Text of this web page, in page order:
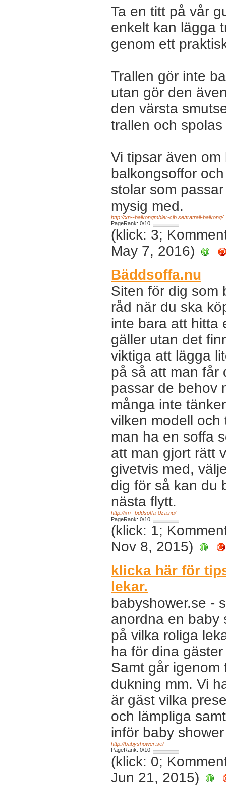
Ta en titt på vår
enkelt kan lägga
genom ett
Trallen gör inte
utan gör den
den värsta
trallen och
Vi tipsar även om
balkongsoffor
stolar som
mysig med.
http://xn--balkongmbler-cjb.se/tratrall-balkong/
PageRank: 0/10
(klick: 3;
May 7, 2016)
Bäddsoffa.nu
Siten för dig som
råd när du ska
inte bara att hitta
gäller utan det
viktiga att lägga
på så att man får
passar de behov
många inte
vilken modell och
man ha en soffa
att man gjort rätt
givetvis med,
dig för så kan du
nästa flytt.
http://xn--bddsoffa-0za.nu/
PageRank: 0/10
(klick: 1;
Nov 8, 2015)
klicka här för
lekar.
babyshower.se -
anordna en baby
på vilka roliga
ha för dina
Samt går igenom
dukning mm. Vi
är gäst vilka
och lämpliga
inför baby
http://babyshower.se/
PageRank: 0/10
(klick: 0;
Jun 21, 2015)